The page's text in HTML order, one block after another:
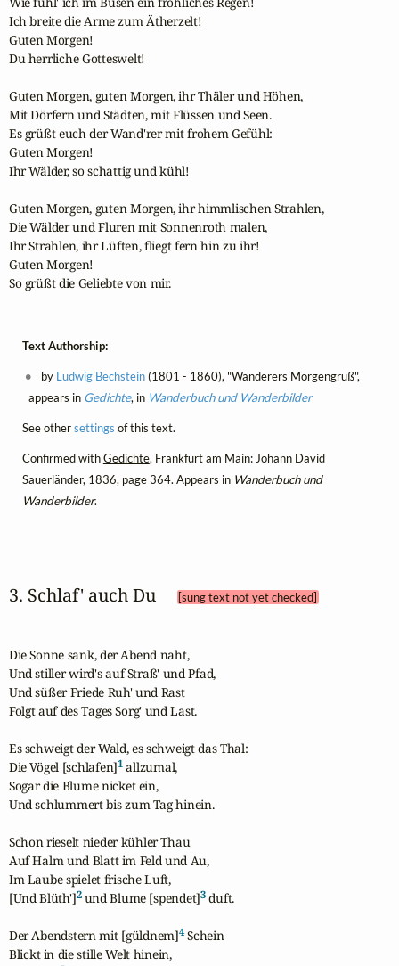
Ich breite die Arme zum Ätherzelt!
Guten Morgen!
Du herrliche Gotteswelt!
Guten Morgen, guten Morgen, ihr Thäler und Höhen,
Mit Dörfern und Städten, mit Flüssen und Seen.
Es grüßt euch der Wand'rer mit frohem Gefühl:
Guten Morgen!
Ihr Wälder, so schattig und kühl!
Guten Morgen, guten Morgen, ihr himmlischen Strahlen,
Die Wälder und Fluren mit Sonnenroth malen,
Ihr Strahlen, ihr Lüften, fliegt fern hin zu ihr!
Guten Morgen!
So grüßt die Geliebte von mir.
Text Authorship:
by Ludwig Bechstein(1801 - 1860), "Wanderers Morgengruß",
appears in Gedichte, in Wanderbuch und Wanderbilder
See othersettings of this text.
Confirmed withGedichte, Frankfurt am Main: Johann David
Sauerländer, 1836, page 364. Appears in Wanderbuch und
Wanderbilder.
3. Schlaf' auch Du [sung text not yet checked]
Die Sonne sank, der Abend naht,
Und stiller wird's auf Straß' und Pfad,
Und süßer Friede Ruh' und Rast
Folgt auf des Tages Sorg' und Last.
Es schweigt der Wald, es schweigt das Thal:
Die Vögel [schlafen]1 allzumal,
Sogar die Blume nicket ein,
Und schlummert bis zum Tag hinein.
Schon rieselt nieder kühler Thau
Auf Halm und Blatt im Feld und Au,
Im Laube spielet frische Luft,
[Und Blüth']2 und Blume [spendet]3 duft.
Der Abendstern mit [güldnem]4 Schein
Blickt in die stille Welt hinein,